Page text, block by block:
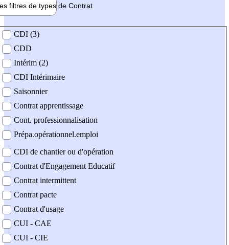
filtres de types de Contrat
contrat
CDI (3)
CDD
Intérim (2)
CDI Intérimaire
Saisonnier
Contrat apprentissage
Cont. professionnalisation
Prépa.opérationnel.emploi
CDI de chantier ou d'opération
Contrat d'Engagement Educatif
Contrat intermittent
Contrat pacte
Contrat d'usage
CUI - CAE
CUI - CIE